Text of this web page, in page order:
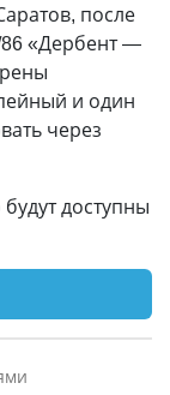
после
«Дербент —
и один
через
доступны